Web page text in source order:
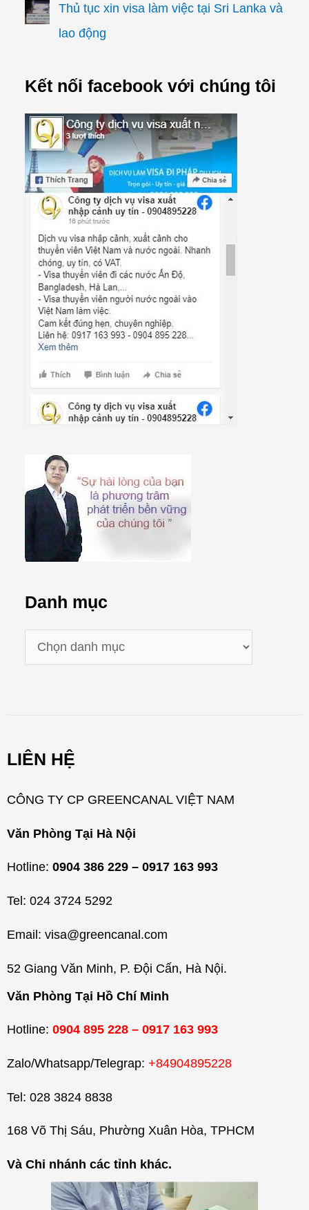
Thủ tục xin visa làm việc tại Sri Lanka và
lao động
Kết nối facebook với chúng tôi
Danh mục
a
ụ
LIÊN HỆ
CÔNG TY CP GREENCANAL VIỆT NAM
Văn Phòng Tại Hà Nội
Hotline: 0904 386 229 – 0917 163 993
Tel: 024 3724 5292
Email: visa@greencanal.com
52 Giang Văn Minh, P. Đội Cấn, Hà Nội.
Văn Phòng Tại Hồ Chí Minh
Hotline: 0904 895 228 – 0917 163 993
Zalo/Whatsapp/Telegrap: +84904895228
Tel: 028 3824 8838
168 Võ Thị Sáu, Phường Xuân Hòa, TPHCM
Và Chi nhánh các tỉnh khác.